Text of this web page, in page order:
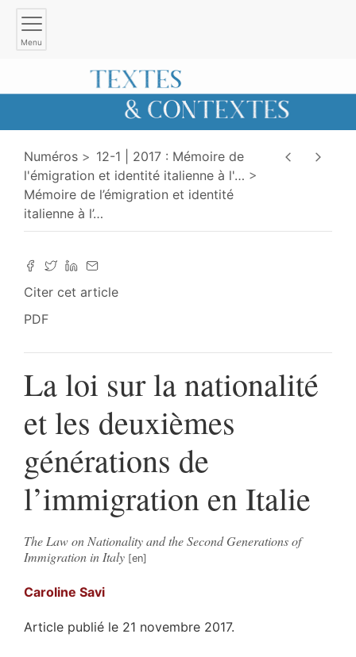
Menu
Numéros
12-1 | 2017 : Mémoire de
l'émigration et identité italienne à l'…
Mémoire de l’émigration et identité
italienne à l’…
Citer cet article
PDF
La loi sur la nationalité
et les deuxièmes
générations de
l’immigration en Italie
The Law on Nationality and the Second Generations of
Immigration in Italy
Caroline Savi
Article publié le 21 novembre 2017.